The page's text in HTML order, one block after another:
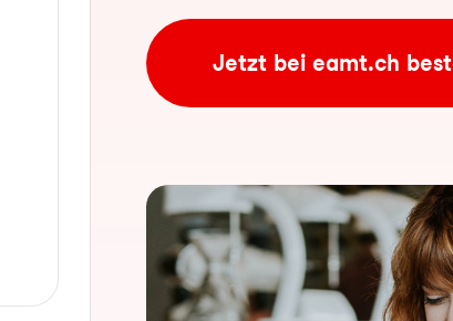
Jetzt bei eamt.ch